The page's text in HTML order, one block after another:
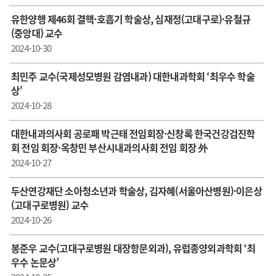
유한양행 제46회 결핵·호흡기 학술상, 심재정(고대구로)·유철규
(중앙대) 교수
2024-10-30
최민주 교수(국제성모병원 감염내과) 대한내과학회 ‘최우수 학술
상’
2024-10-28
대한내과의사회 공로패 박근태 전임회장·신창록 한국건강검진학
회 전임 회장·옥창민 부산시내과의사회 전임 회장 外
2024-10-27
두산연강재단 소아청소년과 학술상, 김자혜(서울아산병원)·이은상
(고대구로병원) 교수
2024-10-26
봉준우 교수(고대구로병원 대장항문외과), 유럽종양외과학회 ‘최
우수 논문상’